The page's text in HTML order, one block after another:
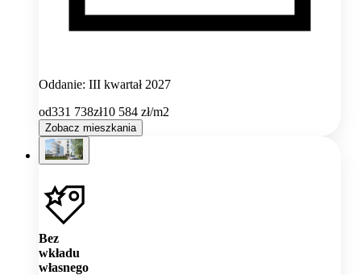
Oddanie: III kwartał 2027
od331 738zł10 584 zł/m2
Zobacz mieszkania
Bez
wkładu
własnego